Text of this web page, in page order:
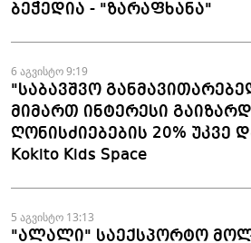
ბეჭედია - "ზარაფხანა"
6 აგვისტო 9:19
"საბავშვო
მიმართ ინტერესი
ღონისძიებების 20% უკვე
Kokito Kids Space
5 აგვისტო 13:13
"ალალი" საექსპორტო